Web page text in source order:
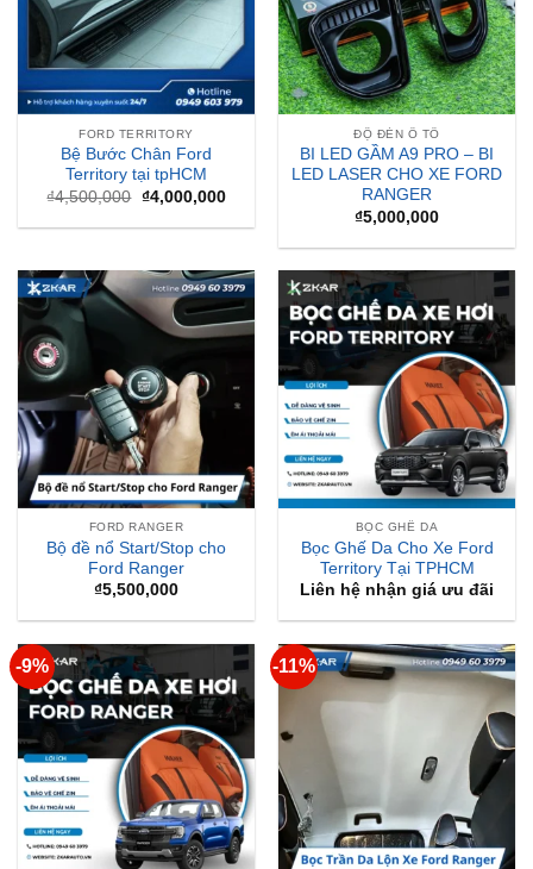
FORD TERRITORY
Bệ Bước Chân Ford
Territory tại tpHCM
₫4,500,000 Giá
gốc
là:
₫4,000,000Giá
tại
ĐỘ ĐÈN Ô TÔ
BI LED GẦM A9 PRO – BI
LED LASER CHO XE FORD
RANGER
₫5,000,000
FORD RANGER
Bộ đề nổ Start/Stop cho
Ford Ranger
₫5,500,000
BỌC GHẾ DA
Bọc Ghế Da Cho Xe Ford
Territory Tại TPHCM
Liên hệ nhận giá ưu đãi
-9% -11%